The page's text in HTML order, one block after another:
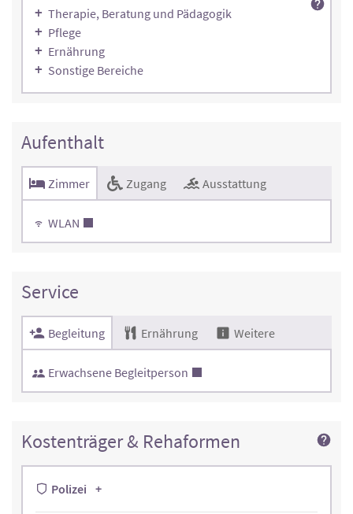
Therapie, Beratung und Pädagogik
Pflege
Ernährung
Sonstige Bereiche
Aufenthalt
Zimmer Zugang Ausstattung
WLAN
Service
Begleitung Ernährung Weitere
Erwachsene Begleitperson
Kostenträger & Rehaformen
Polizei